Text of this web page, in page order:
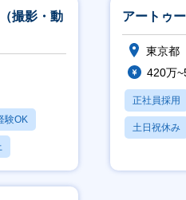
撮影・動
験OK
アートゥ
東京都
420万
正社員採用
土日祝休み